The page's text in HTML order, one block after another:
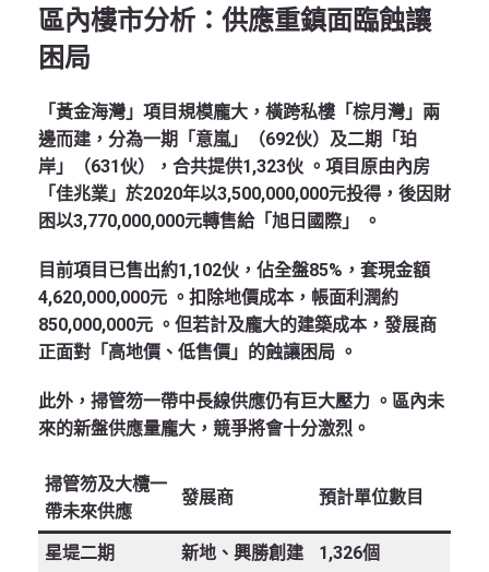
區內樓市分析：供應重鎮面臨蝕讓
困局
「黃金海灣」項目規模龐大，橫跨私樓「棕月灣」兩
邊而建，分為一期「意嵐」（692伙）及二期「珀
岸」（631伙），合共提供1,323伙 。項目原由內房
「佳兆業」於2020年以3,500,000,000元投得，後因財
困以3,770,000,000元轉售給「旭日國際」
。
目前項目已售出約1,102伙，佔全盤85%，套現金額
4,620,000,000元 。扣除地價成本，帳面利潤約
850,000,000元 。但若計及龐大的建築成本，發展商
正面對「高地價、低售價」的蝕讓困局 。
此外，掃管笏一帶中長線供應仍有巨大壓力 。區內未
來的新盤供應量龐大，競爭將會十分激烈。
掃管笏及大欖一
帶未來供應
發展商 預計單位數目
星堤二期 新地、興勝創建
1,326個